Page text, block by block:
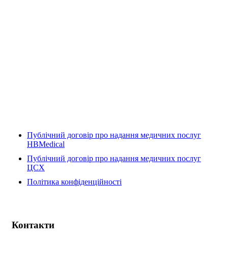
Публічний договір про надання медичних послуг
HBMedical
Публічний договір про надання медичних послуг
ЦСХ
Політика конфіденційності
Контакти